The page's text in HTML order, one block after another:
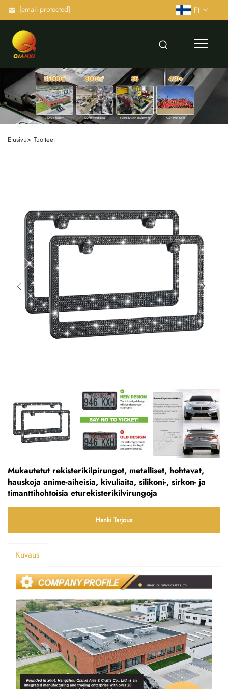
[email protected] FI
Etusivu> Tuotteet
Mukautetut rekisterikilpirungot, metalliset, hohtavat,
hauskoja anime-aiheisia, kivuliaita, silikoni-, sirkon- ja
timanttihohtoisia eturekisterikilvirungoja
Hanki Tarjous
Kuvaus